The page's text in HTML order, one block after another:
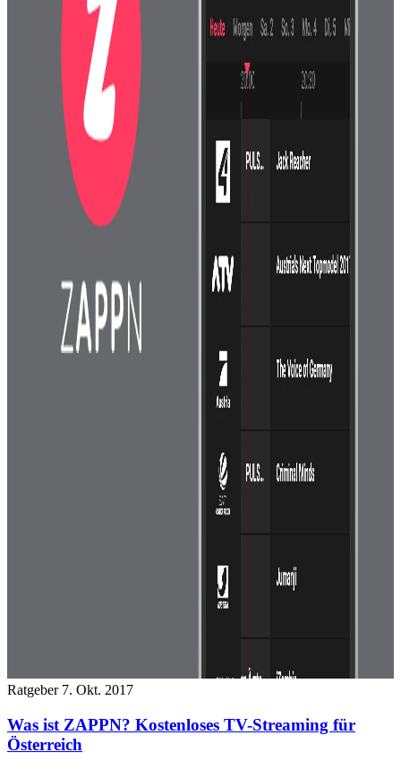
Ratgeber 7. Okt. 2017
Was ist ZAPPN? Kostenloses TV-Streaming für
Österreich